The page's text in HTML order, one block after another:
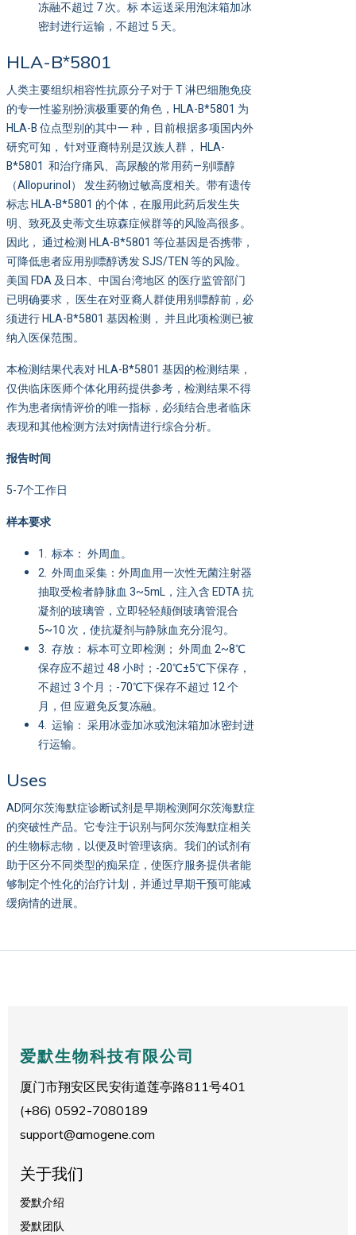
冻融不超过 7 次。标 本运送采用泡沫箱加冰
密封进行运输，不超过 5 天。
HLA-B*5801
人类主要组织相容性抗原分子对于 T 淋巴细胞免疫
的专一性鉴别扮演极重要的角色，HLA-B*5801 为
HLA-B 位点型别的其中一 种，目前根据多项国内外
研究可知， 针对亚裔特别是汉族人群， HLA-
B*5801 和治疗痛风、高尿酸的常用药—别嘌醇
（Allopurinol） 发生药物过敏高度相关。带有遗传
标志 HLA-B*5801 的个体，在服用此药后发生失
明、致死及史蒂文生琼森症候群等的风险高很多。
因此， 通过检测 HLA-B*5801 等位基因是否携带，
可降低患者应用别嘌醇诱发 SJS/TEN 等的风险。
美国 FDA 及日本、中国台湾地区 的医疗监管部门
已明确要求， 医生在对亚裔人群使用别嘌醇前，必
须进行 HLA-B*5801 基因检测， 并且此项检测已被
纳入医保范围。
本检测结果代表对 HLA-B*5801 基因的检测结果，
仅供临床医师个体化用药提供参考，检测结果不得
作为患者病情评价的唯一指标，必须结合患者临床
表现和其他检测方法对病情进行综合分析。
报告时间
5-7个工作日
样本要求
1. 标本： 外周血。
2. 外周血采集：外周血用一次性无菌注射器
抽取受检者静脉血 3~5mL，注入含 EDTA 抗
凝剂的玻璃管，立即轻轻颠倒玻璃管混合
5~10 次，使抗凝剂与静脉血充分混匀。
3. 存放： 标本可立即检测； 外周血 2~8℃
保存应不超过 48 小时；-20℃±5℃下保存，
不超过 3 个月；-70℃下保存不超过 12 个
月，但 应避免反复冻融。
4. 运输： 采用冰壶加冰或泡沫箱加冰密封进
行运输。
Uses
AD阿尔茨海默症诊断试剂是早期检测阿尔茨海默症
的突破性产品。它专注于识别与阿尔茨海默症相关
的生物标志物，以便及时管理该病。我们的试剂有
助于区分不同类型的痴呆症，使医疗服务提供者能
够制定个性化的治疗计划，并通过早期干预可能减
缓病情的进展。
爱默生物科技有限公司
厦门市翔安区民安街道莲亭路811号401
(+86) 0592-7080189
support@amogene.com
关于我们
爱默介绍
爱默团队